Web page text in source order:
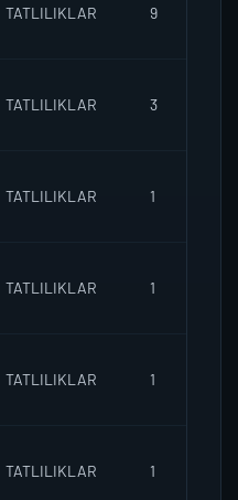
TATLILIKLAR 9
TATLILIKLAR 3
TATLILIKLAR 1
TATLILIKLAR 1
TATLILIKLAR 1
TATLILIKLAR 1